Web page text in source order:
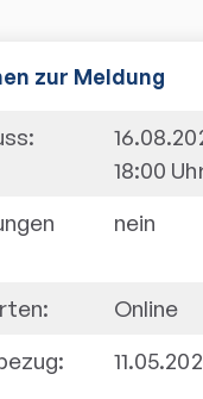
zur Meldung
18:00
nein
Online